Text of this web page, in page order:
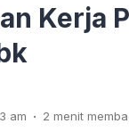
Kerja
am . 2 menit